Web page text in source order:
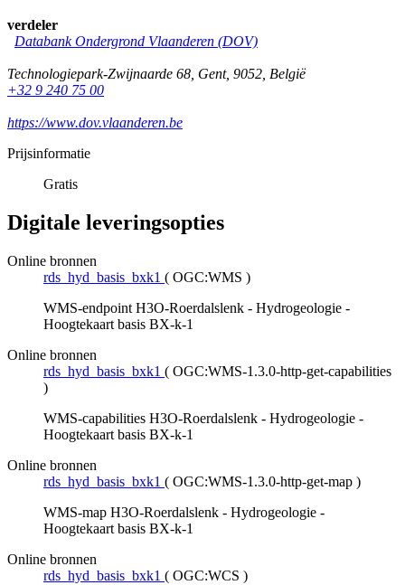
verdeler
Databank Ondergrond Vlaanderen (DOV)
Technologiepark-Zwijnaarde 68, Gent, 9052, België
+32 9 240 75 00
https://www.dov.vlaanderen.be
Prijsinformatie
Gratis
Digitale leveringsopties
Online bronnen
rds_hyd_basis_bxk1 ( OGC:WMS )
WMS-endpoint H3O-Roerdalslenk - Hydrogeologie -
Hoogtekaart basis BX-k-1
Online bronnen
rds_hyd_basis_bxk1 ( OGC:WMS-1.3.0-http-get-capabilities
)
WMS-capabilities H3O-Roerdalslenk - Hydrogeologie -
Hoogtekaart basis BX-k-1
Online bronnen
rds_hyd_basis_bxk1 ( OGC:WMS-1.3.0-http-get-map )
WMS-map H3O-Roerdalslenk - Hydrogeologie -
Hoogtekaart basis BX-k-1
Online bronnen
rds_hyd_basis_bxk1 ( OGC:WCS )